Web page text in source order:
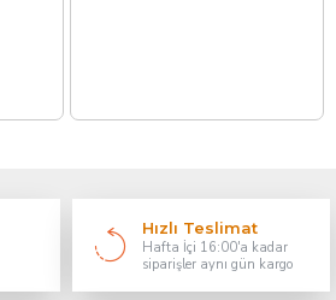
Hızlı Teslimat
Hafta İçi 16:00'a kadar
siparişler aynı gün kargo